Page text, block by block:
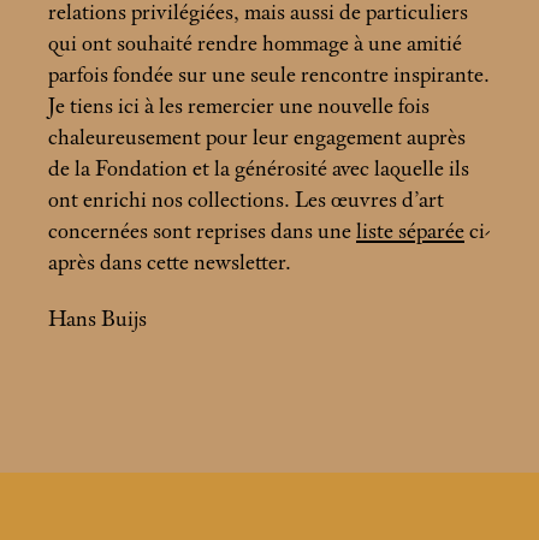
relations privilégiées, mais aussi de particuliers
qui ont souhaité rendre hommage à une amitié
parfois fondée sur une seule rencontre inspirante.
Je tiens ici à les remercier une nouvelle fois
chaleureusement pour leur engagement auprès
de la Fondation et la générosité avec laquelle ils
ont enrichi nos collections. Les œuvres d’art
concernées sont reprises dans une liste séparée ci-
après dans cette newsletter.
Hans Buijs